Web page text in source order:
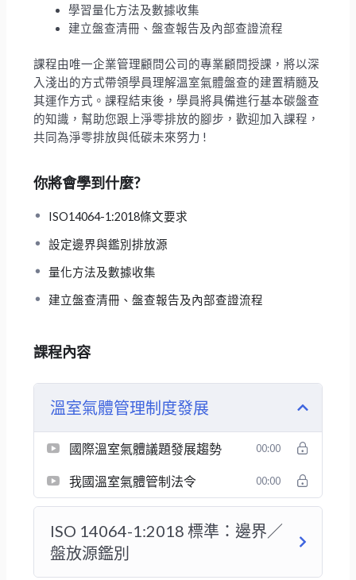
學習量化方法及數據收集
建立盤查清冊、盤查報告及內部查證流程
課程由唯一企業管理顧問公司的專業顧問授課，將以深
入淺出的方式帶領學員理解溫室氣體盤查的建置精髓及
其運作方式。課程結束後，學員將具備進行基本碳盤查
的知識，幫助您跟上淨零排放的腳步，歡迎加入課程，
共同為淨零排放與低碳未來努力 !
你將會學到什麼?
ISO14064-1:2018條文要求
設定邊界與鑑別排放源
量化方法及數據收集
建立盤查清冊、盤查報告及內部查證流程
課程內容
溫室氣體管理制度發展
國際溫室氣體議題發展趨勢 00:00
我國溫室氣體管制法令 00:00
ISO 14064-1:2018 標準：邊界／
盤放源鑑別